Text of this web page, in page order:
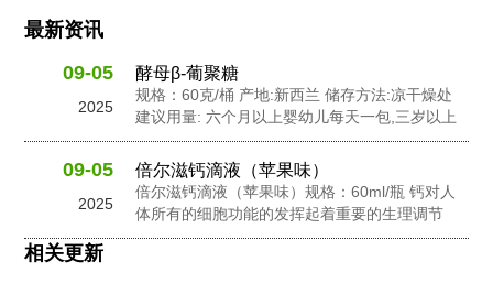
最新资讯
09-05
2025
酵母β-葡聚糖
规格：60克/桶 产地:新西兰 储存方法:凉干燥处
建议用量: 六个月以上婴幼儿每天一包,三岁以上
幼儿每天2包,孕妇及成人每天3包 配料: 抗性糊
精，食用非活性酵母粉，岩藻多糖，水苏糖，酵
母 β-葡聚糖，针叶樱桃粉，黄金奇异果粉，接骨
木莓粉，N-乙酰神经氨酸...
09-05
2025
倍尔滋钙滴液（苹果味）
倍尔滋钙滴液（苹果味）规格：60ml/瓶 钙对人
体所有的细胞功能的发挥起着重要的生理调节
作。钙在人体内含量的不足会影响人体的生长发
相关更新